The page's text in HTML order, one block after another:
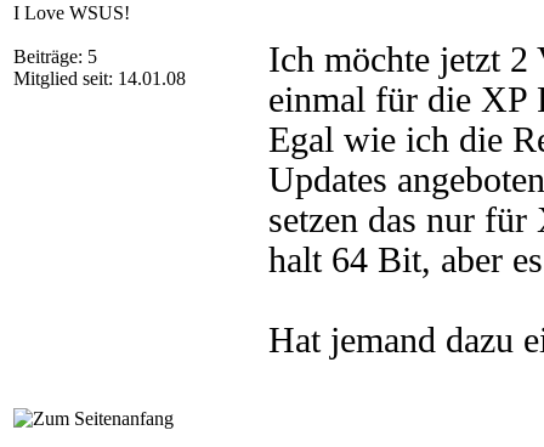
I Love WSUS!
Beiträge: 5
Mitglied seit: 14.01.08
Ich möchte jetzt 2
einmal für die XP
Egal wie ich die
Updates
setzen das nur
halt 64 Bit, aber
Hat jemand dazu